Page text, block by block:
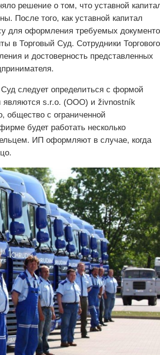
решение о том, что уставной
После того, как уставной капитал
для оформления требуемых
в Торговый Суд. Сотрудники Торгового
и достоверность представленных
следует определиться с формой
являются s.r.o. (ООО) и živnostník
общество с ограниченной
будет работать несколько
ИП оформляют в случае, когда